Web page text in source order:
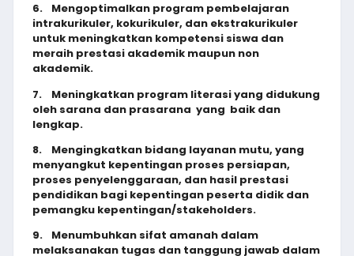
6.
Mengoptimalkan program pembelajaran
intrakurikuler, kokurikuler, dan ekstrakurikuler
untuk meningkatkan kompetensi siswa dan
meraih prestasi akademik maupun non
akademik.
7.
Meningkatkan program literasi yang didukung
oleh sarana dan prasarana yang baik dan
lengkap.
8.
Mengingkatkan bidang layanan mutu, yang
menyangkut kepentingan proses persiapan,
proses penyelenggaraan, dan hasil prestasi
pendidikan bagi kepentingan peserta didik dan
pemangku kepentingan/stakeholders.
9.
Menumbuhkan sifat amanah dalam
melaksanakan tugas dan tanggung jawab dalam